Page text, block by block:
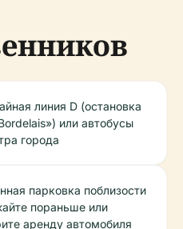
линия D (остановка
или автобусы
города
парковка поблизости
пораньше или
аренду автомобиля